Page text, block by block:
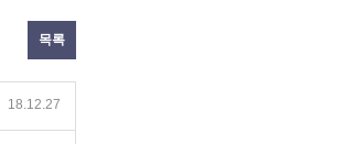
목록
18.12.27